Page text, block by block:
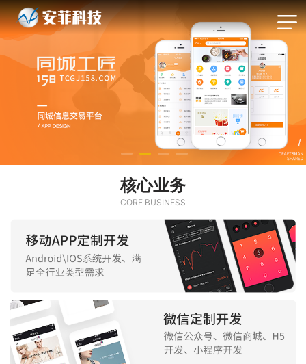
核心业务
CORE BUSINESS